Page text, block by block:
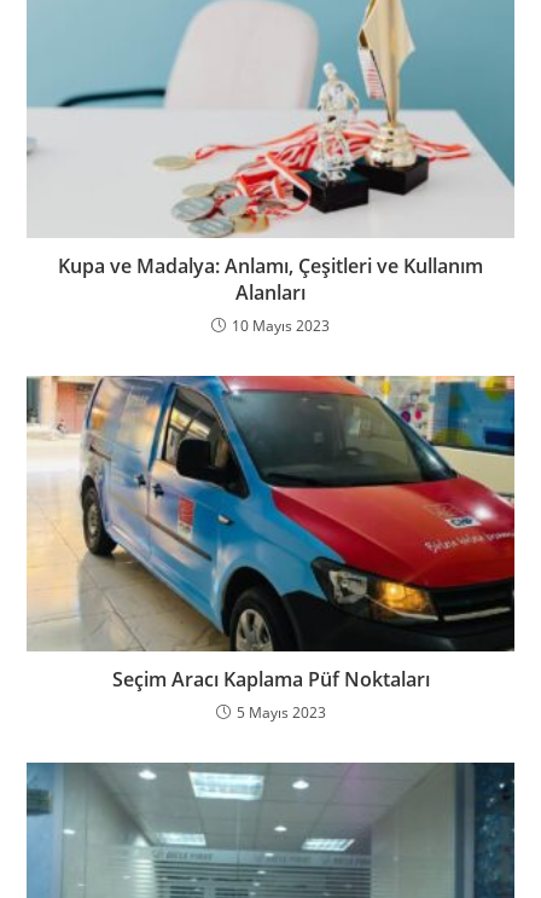
Kupa ve Madalya: Anlamı, Çeşitleri ve Kullanım
Alanları
10 Mayıs 2023
Seçim Aracı Kaplama Püf Noktaları
5 Mayıs 2023